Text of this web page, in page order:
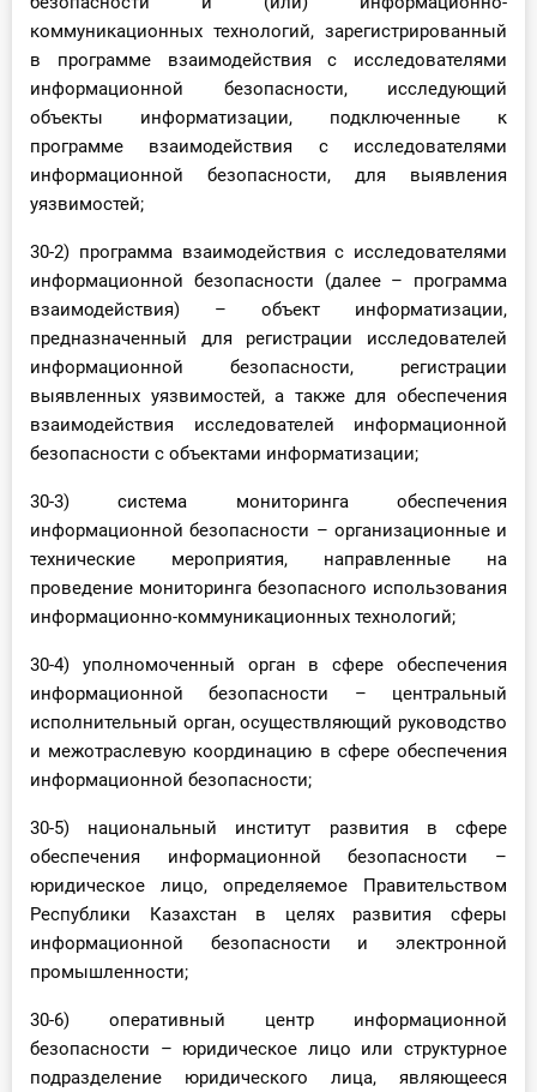
коммуникационных технологий, зарегистрированный
в программе взаимодействия с исследователями
информационной безопасности, исследующий
объекты информатизации, подключенные к
программе взаимодействия с исследователями
информационной безопасности, для выявления
уязвимостей;
30-2) программа взаимодействия с исследователями
информационной безопасности (далее – программа
взаимодействия) – объект информатизации,
предназначенный для регистрации исследователей
информационной безопасности, регистрации
выявленных уязвимостей, а также для обеспечения
взаимодействия исследователей информационной
безопасности с объектами информатизации;
30-3) система мониторинга обеспечения
информационной безопасности – организационные и
технические мероприятия, направленные на
проведение мониторинга безопасного использования
информационно-коммуникационных технологий;
30-4) уполномоченный орган в сфере обеспечения
информационной безопасности – центральный
исполнительный орган, осуществляющий руководство
и межотраслевую координацию в сфере обеспечения
информационной безопасности;
30-5) национальный институт развития в сфере
обеспечения информационной безопасности –
юридическое лицо, определяемое Правительством
Республики Казахстан в целях развития сферы
информационной безопасности и электронной
промышленности;
30-6) оперативный центр информационной
безопасности – юридическое лицо или структурное
подразделение юридического лица, являющееся